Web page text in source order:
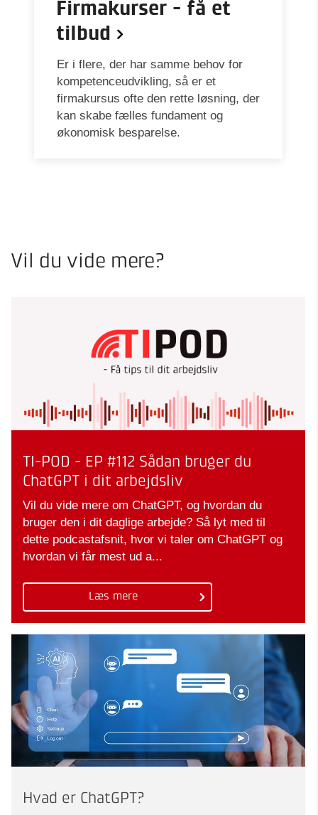
Firmakurser - få et
tilbud
Er i flere, der har samme behov for
kompetenceudvikling, så er et
firmakursus ofte den rette løsning, der
kan skabe fælles fundament og
økonomisk besparelse.
Vil du vide mere?
TI-POD - EP #112 Sådan bruger du
ChatGPT i dit arbejdsliv
Vil du vide mere om ChatGPT, og hvordan du
bruger den i dit daglige arbejde? Så lyt med til
dette podcastafsnit, hvor vi taler om ChatGPT og
hvordan vi får mest ud a...
Læs mere
Hvad er ChatGPT?